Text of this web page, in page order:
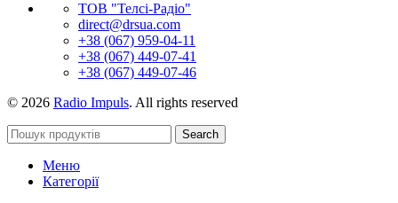
ТОВ "Телсі-Радіо"
direct@drsua.com
+38 (067) 959-04-11
+38 (067) 449-07-41
+38 (067) 449-07-46
© 2026 Radio Impuls. All rights reserved
Search
Меню
Категорії